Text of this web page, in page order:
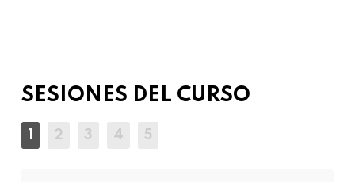
SESIONES DEL CURSO